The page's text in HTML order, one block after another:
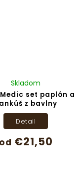
set paplón a
z bavlny
Skladom
od €21,50
Detail